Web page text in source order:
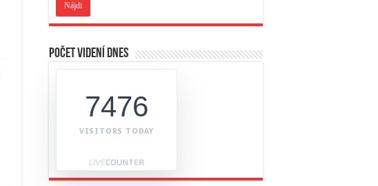
Počet videní dnes
7476
VISITORS TODAY